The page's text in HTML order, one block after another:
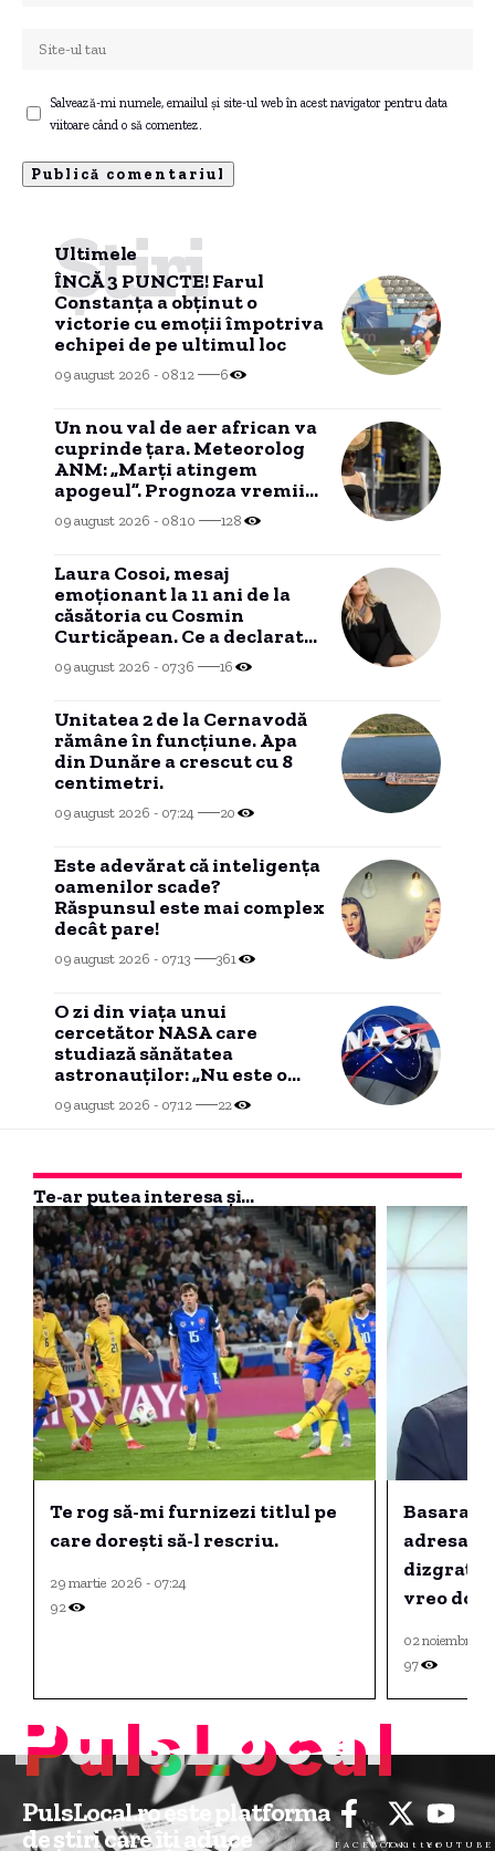
Salvează-mi numele, emailul și site-ul web în acest navigator pentru data
viitoare când o să comentez.
Ultimele
Știri
ÎNCĂ 3 PUNCTE! Farul
Constanța a obținut o
victorie cu emoții împotriva
echipei de pe ultimul loc
09 august 2026 - 08:12 6
Un nou val de aer african va
cuprinde țara. Meteorolog
ANM: „Marți atingem
apogeul”. Prognoza vremii
pentru următoarele zile
09 august 2026 - 08:10 128
Laura Cosoi, mesaj
emoționant la 11 ani de la
căsătoria cu Cosmin
Curticăpean. Ce a declarat
despre tatăl celor cinci
fetițe
09 august 2026 - 07:36 16
Unitatea 2 de la Cernavodă
rămâne în funcțiune. Apa
din Dunăre a crescut cu 8
centimetri.
09 august 2026 - 07:24 20
Este adevărat că inteligența
oamenilor scade?
Răspunsul este mai complex
decât pare!
09 august 2026 - 07:13 361
O zi din viața unui
cercetător NASA care
studiază sănătatea
astronauților: „Nu este o
știință complicată”
09 august 2026 - 07:12 22
Te-ar putea interesa și...
Te rog să-mi furnizezi titlul pe
care dorești să-l rescriu.
29 martie 2026 - 07:24
92
Basarab
adresa
dizgrația
vreo
02 noiembrie
97
PulsLocal
PulsLocal.ro este platforma
de știri care îți aduce
FACEBOOKTwitterYOUTUBE